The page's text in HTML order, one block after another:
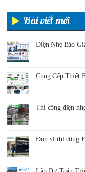
Bài viết mới
Điện Nhẹ Báo
Cung Cấp Thiết
Thi công điện
Đơn vị thi công